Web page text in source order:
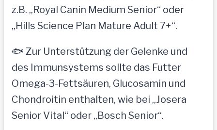
z.B. „Royal Canin Medium Senior“ oder
„Hills Science Plan Mature Adult 7+“.
🐟 Zur Unterstützung der Gelenke und
des Immunsystems sollte das Futter
Omega-3-Fettsäuren, Glucosamin und
Chondroitin enthalten, wie bei „Josera
Senior Vital“ oder „Bosch Senior“.